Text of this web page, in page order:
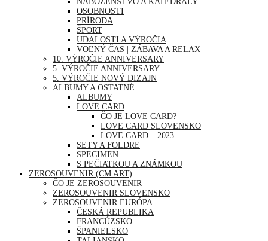
OSOBNOSTI
PRÍRODA
ŠPORT
UDALOSTI A VÝROČIA
VOĽNÝ ČAS | ZÁBAVA A RELAX
10. VÝROČIE ANNIVERSARY
5. VÝROČIE ANNIVERSARY
5. VÝROČIE NOVÝ DIZAJN
ALBUMY A OSTATNÉ
ALBUMY
LOVE CARD
ČO JE LOVE CARD?
LOVE CARD SLOVENSKO
LOVE CARD – 2023
SETY A FOLDRE
SPECIMEN
S PEČIATKOU A ZNÁMKOU
ZEROSOUVENIR (CM ART)
ČO JE ZEROSOUVENIR
ZEROSOUVENIR SLOVENSKO
ZEROSOUVENIR EURÓPA
ČESKÁ REPUBLIKA
FRANCÚZSKO
ŠPANIELSKO